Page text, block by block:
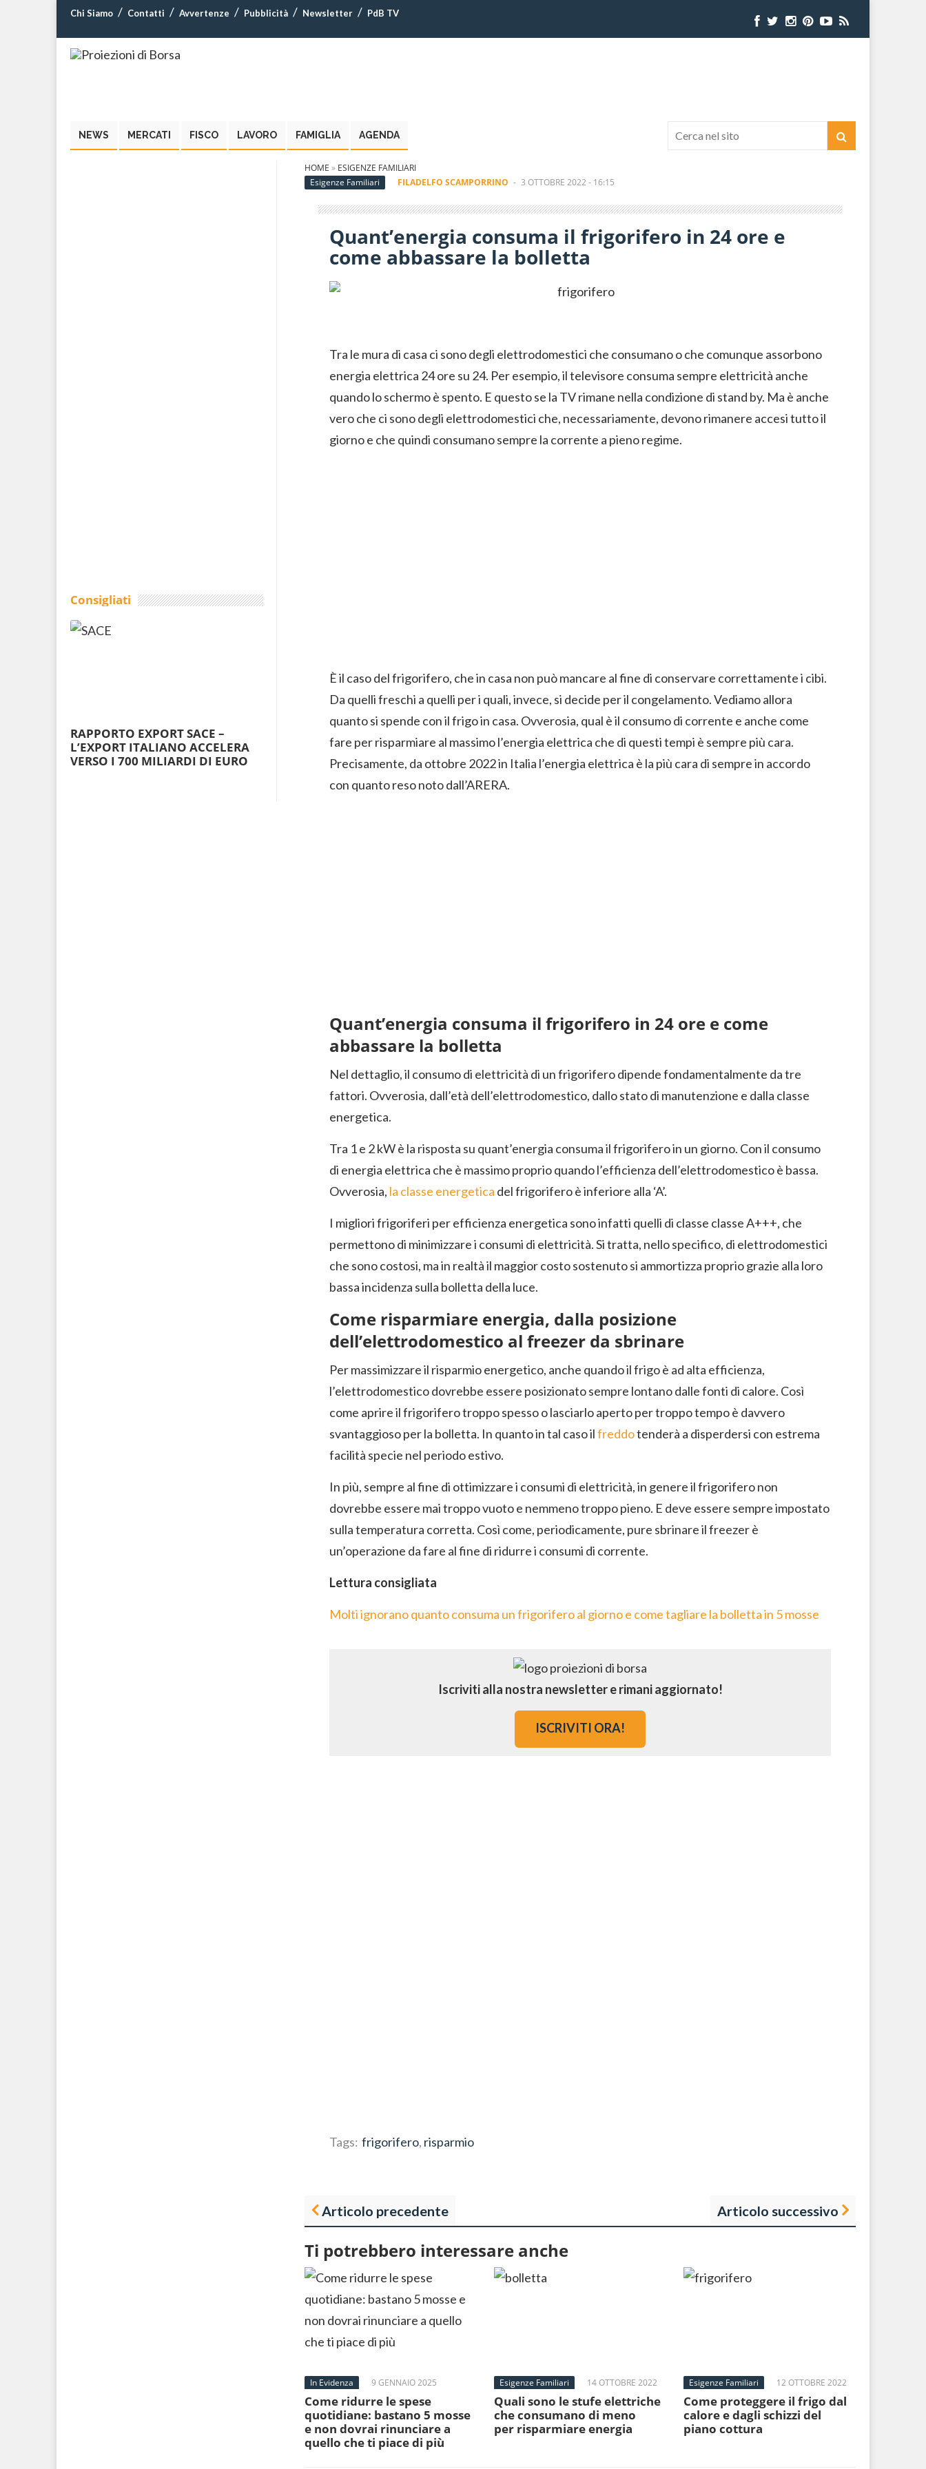
Chi Siamo Contatti Avvertenze Pubblicità Newsletter PdB TV
NEWS MERCATI FISCO LAVORO FAMIGLIA AGENDA
HOME » ESIGENZE FAMILIARI
Esigenze Familiari
FILADELFO SCAMPORRINO - 3 OTTOBRE 2022 - 16:15
Quant’energia consuma il frigorifero in 24 ore e
come abbassare la bolletta
Tra le mura di casa ci sono degli elettrodomestici che consumano o che comunque assorbono
energia elettrica 24 ore su 24. Per esempio, il televisore consuma sempre elettricità anche
quando lo schermo è spento. E questo se la TV rimane nella condizione di stand by. Ma è anche
vero che ci sono degli elettrodomestici che, necessariamente, devono rimanere accesi tutto il
giorno e che quindi consumano sempre la corrente a pieno regime.
È il caso del frigorifero, che in casa non può mancare al fine di conservare correttamente i cibi.
Da quelli freschi a quelli per i quali, invece, si decide per il congelamento. Vediamo allora
quanto si spende con il frigo in casa. Ovverosia, qual è il consumo di corrente e anche come
fare per risparmiare al massimo l’energia elettrica che di questi tempi è sempre più cara.
Precisamente, da ottobre 2022 in Italia l’energia elettrica è la più cara di sempre in accordo
con quanto reso noto dall’ARERA.
Quant’energia consuma il frigorifero in 24 ore e come
abbassare la bolletta
Nel dettaglio, il consumo di elettricità di un frigorifero dipende fondamentalmente da tre
fattori. Ovverosia, dall’età dell’elettrodomestico, dallo stato di manutenzione e dalla classe
energetica.
Tra 1 e 2 kW è la risposta su quant’energia consuma il frigorifero in un giorno. Con il consumo
di energia elettrica che è massimo proprio quando l’efficienza dell’elettrodomestico è bassa.
Ovverosia, la classe energetica del frigorifero è inferiore alla ‘A’.
I migliori frigoriferi per efficienza energetica sono infatti quelli di classe classe A+++, che
permettono di minimizzare i consumi di elettricità. Si tratta, nello specifico, di elettrodomestici
che sono costosi, ma in realtà il maggior costo sostenuto si ammortizza proprio grazie alla loro
bassa incidenza sulla bolletta della luce.
Come risparmiare energia, dalla posizione
dell’elettrodomestico al freezer da sbrinare
Per massimizzare il risparmio energetico, anche quando il frigo è ad alta efficienza,
l’elettrodomestico dovrebbe essere posizionato sempre lontano dalle fonti di calore. Così
come aprire il frigorifero troppo spesso o lasciarlo aperto per troppo tempo è davvero
svantaggioso per la bolletta. In quanto in tal caso ilfreddotenderà a disperdersi con estrema
facilità specie nel periodo estivo.
In più, sempre al fine di ottimizzare i consumi di elettricità, in genere il frigorifero non
dovrebbe essere mai troppo vuoto e nemmeno troppo pieno. E deve essere sempre impostato
sulla temperatura corretta. Così come, periodicamente, pure sbrinare il freezer è
un’operazione da fare al fine di ridurre i consumi di corrente.
Lettura consigliata
Molti ignorano quanto consuma un frigorifero al giorno e come tagliare la bolletta in 5 mosse
Iscriviti alla nostra newsletter e rimani aggiornato!
ISCRIVITI ORA!
Tags: frigorifero, risparmio
Articolo precedente Articolo successivo
Ti potrebbero interessare anche
In Evidenza 9 GENNAIO 2025
Come ridurre le spese
quotidiane: bastano 5 mosse
e non dovrai rinunciare a
quello che ti piace di più
Esigenze Familiari 14 OTTOBRE 2022
Quali sono le stufe elettriche
che consumano di meno
per risparmiare energia
Esigenze Familiari 12 OTTOBRE 2022
Come proteggere il frigo dal
calore e dagli schizzi del
piano cottura
Consigliati
RAPPORTO EXPORT SACE –
L’EXPORT ITALIANO ACCELERA
VERSO I 700 MILIARDI DI EURO